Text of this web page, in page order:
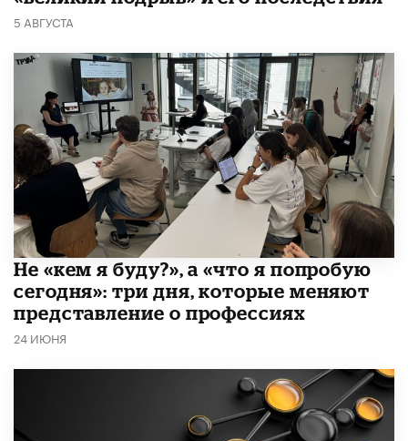
5 АВГУСТА
Не «кем я буду?», а «что я попробую
сегодня»: три дня, которые меняют
представление о профессиях
24 ИЮНЯ